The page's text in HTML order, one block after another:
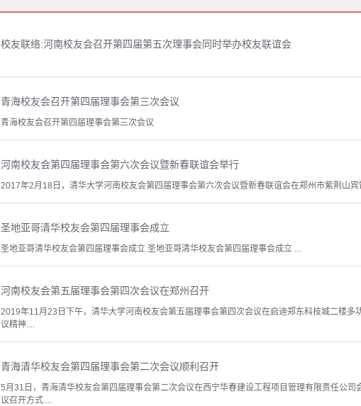
校友联络:河南校友会召开第四届第五次理事会同时举办校友联谊会
青海校友会召开第四届理事会第三次会议
青海校友会召开第四届理事会第三次会议
河南校友会第四届理事会第六次会议暨新春联谊会举行
2017年2月18日，清华大学河南校友会第四届理事会第六次会议暨新春联谊会在郑州市紫荆山宾
圣地亚哥清华校友会第四届理事会成立
圣地亚哥清华校友会第四届理事会成立 圣地亚哥清华校友会第四届理事会成立 ...
河南校友会第五届理事会第四次会议在郑州召开
2019年11月23日下午，清华大学河南校友会第五届理事会第四次会议在启迪郑东科技城二楼
议精神....
青海清华校友会第四届理事会第二次会议顺利召开
5月31日，青海清华校友会第四届理事会第二次会议在西宁华春建设工程项目管理有限责任公
议召开方式....